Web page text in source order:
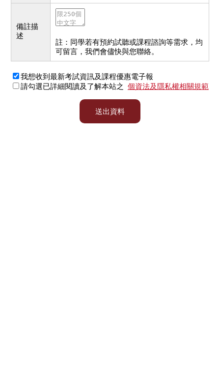
備註描
述
註：同學若有預約試聽或課程諮詢等需求，均
可留言，我們會儘快與您聯絡。
我想收到最新考試資訊及課程優惠電子報
請勾選已詳細閱讀及了解本站之 個資法及隱私權相關規範
送出資料